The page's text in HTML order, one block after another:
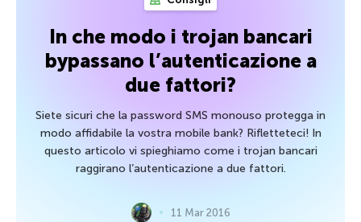
In che modo i trojan bancari
bypassano l’autenticazione a
due fattori?
Siete sicuri che la password SMS monouso protegga in
modo affidabile la vostra mobile bank? Rifletteteci! In
questo articolo vi spieghiamo come i trojan bancari
raggirano l’autenticazione a due fattori.
11 Mar 2016